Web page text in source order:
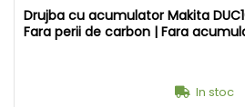
Drujba cu acumulator Makita
Fara perii de carbon | Fara
In stoc